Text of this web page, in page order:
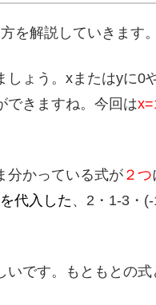
を解説していきます。
ょう。xまたはyに0
できますね。今回は
分かっている式が ２つ
代入した 、2・1-3・
です。もともとの